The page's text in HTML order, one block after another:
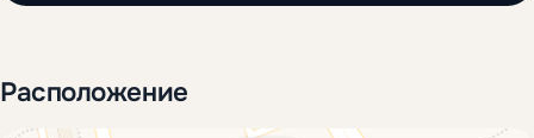
Расположение